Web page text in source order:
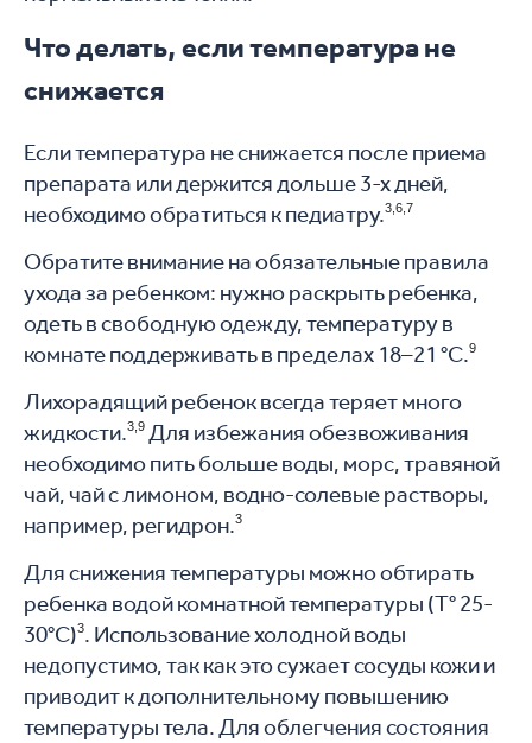
Что делать, если температура не
снижается
Если температура не снижается после приема
препарата или держится дольше 3-х дней,
необходимо обратиться к педиатру.3,6,7
Обратите внимание на обязательные правила
ухода за ребенком: нужно раскрыть ребенка,
одеть в свободную одежду, температуру в
комнате поддерживать в пределах 18–21 °C.9
Лихорадящий ребенок всегда теряет много
жидкости.3,9 Для избежания обезвоживания
необходимо пить больше воды, морс, травяной
чай, чай с лимоном, водно-солевые растворы,
например, регидрон.3
Для снижения температуры можно обтирать
ребенка водой комнатной температуры (Т° 25-
30°С)3. Использование холодной воды
недопустимо, так как это сужает сосуды кожи и
приводит к дополнительному повышению
температуры тела. Для облегчения состояния